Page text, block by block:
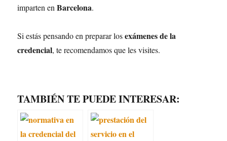
imparten enBarcelona.
Si estás pensando en preparar losexámenes de la
credencial, te recomendamos que les visites.
TAMBIÉN TE PUEDE INTERESAR: